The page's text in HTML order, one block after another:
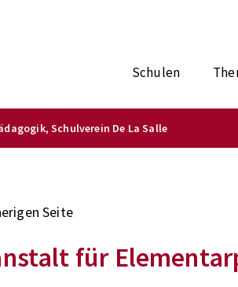
Schulen
Schulverein De La Salle
Seite
für